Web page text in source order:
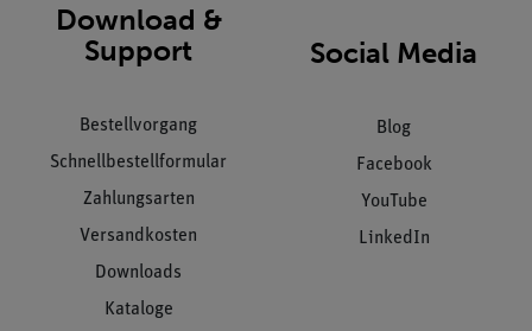
Download &
Support
Bestellvorgang
Schnellbestellformular
Zahlungsarten
Versandkosten
Downloads
Kataloge
Social Media
Blog
Facebook
YouTube
LinkedIn